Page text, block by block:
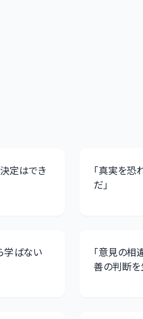
定はでき
「真実を恐
だ」
学ばない
「意見の相
善の判断